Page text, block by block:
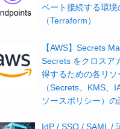
ベート接続する環境
（Terraform）
【AWS】Secrets
Secrets をクロスア
得するための各リソ
（Secrets、KMS、
ソースポリシー）の
IdP / SSO / SAML /